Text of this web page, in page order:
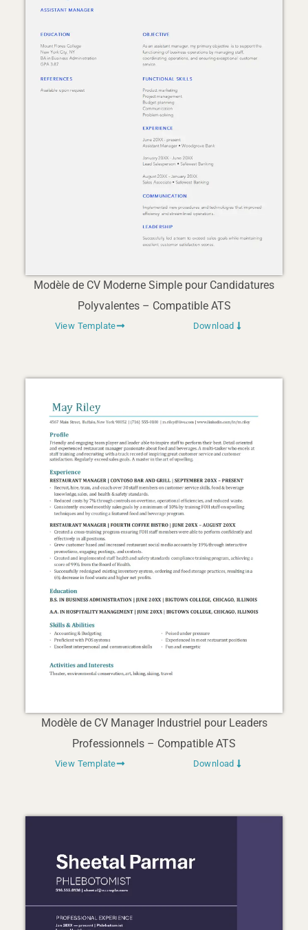
Modèle de CV Moderne Simple pour Candidatures
Polyvalentes – Compatible ATS
View Template Download
Modèle de CV Manager Industriel pour Leaders
Professionnels – Compatible ATS
View Template Download